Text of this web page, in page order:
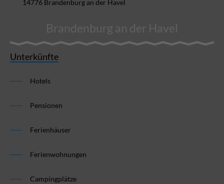
14776 Brandenburg an der Havel
Brandenburg an der Havel
Unterkünfte
Hotels
Pensionen
Ferienhäuser
Ferienwohnungen
Campingplätze